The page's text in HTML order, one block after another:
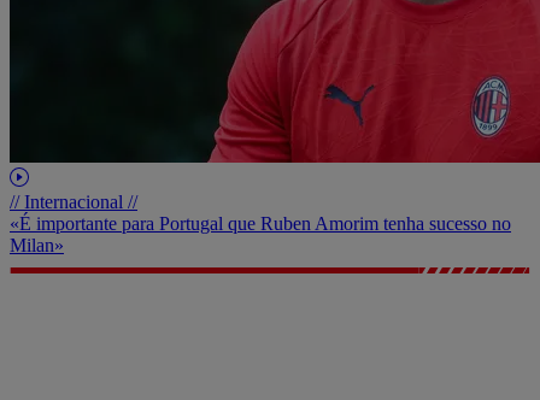
// Internacional //
«É importante para Portugal que Ruben Amorim tenha sucesso no
Milan»